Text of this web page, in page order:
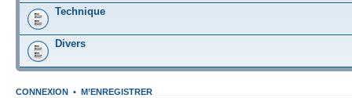
Technique
Divers
CONNEXION • M’ENREGISTRER